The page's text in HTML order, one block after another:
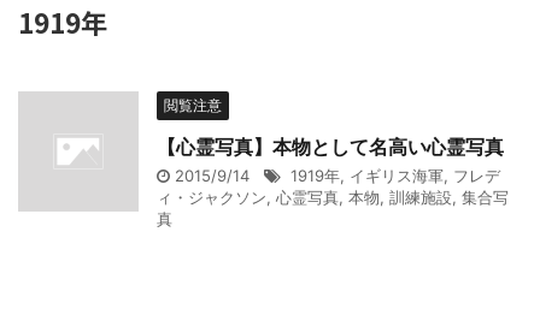
1919年
閲覧注意
【心霊写真】本物として名高い心霊写真
2015/9/14 1919年, イギリス海軍, フレデ
ィ・ジャクソン, 心霊写真, 本物, 訓練施設, 集合写
真